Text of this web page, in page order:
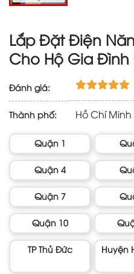
Lắp Đặt Điện
Cho Hộ Gia
Đánh giá:
Thành phố: Hồ Chí Minh
Quận 1
Quận 4
Quận 7
Quận 10
TP Thủ Đức Huyện